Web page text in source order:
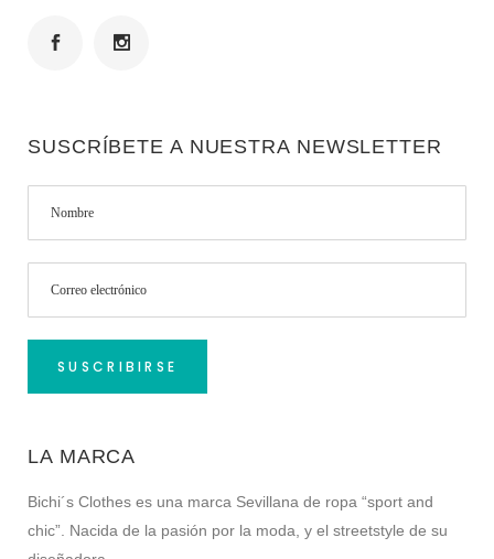
SUSCRÍBETE A NUESTRA NEWSLETTER
LA MARCA
Bichi´s Clothes es una marca Sevillana de ropa “sport and
chic”. Nacida de la pasión por la moda, y el streetstyle de su